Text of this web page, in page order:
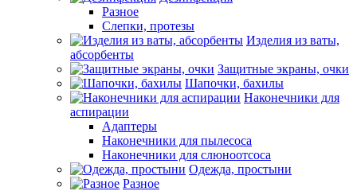
Разное
Слепки, протезы
Изделия из ваты,
абсорбенты
Защитные экраны, очки
Шапочки, бахилы
Наконечники для
аспирации
Адаптеры
Наконечники для пылесоса
Наконечники для слюноотсоса
Одежда, простыни
Разное